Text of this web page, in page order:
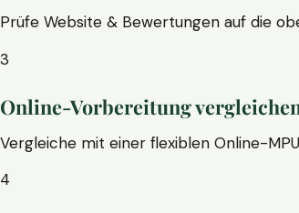
Prüfe Website & Bewertungen auf die
3
Online-Vorbereitung
Vergleiche mit einer flexiblen Online-
4